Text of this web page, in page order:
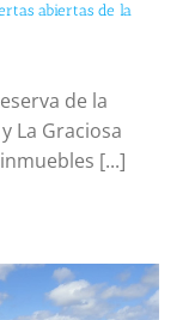
abiertas de la
de la
La Graciosa
[...]